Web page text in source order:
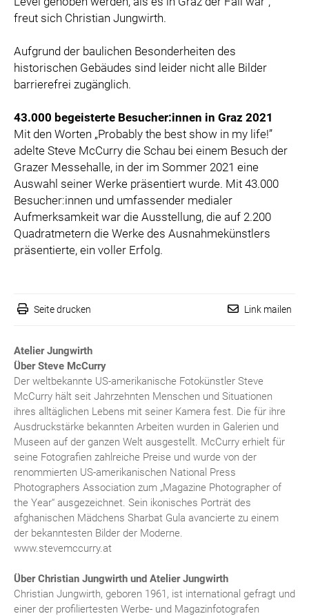
freut sich Christian Jungwirth.
Aufgrund der baulichen Besonderheiten des
historischen Gebäudes sind leider nicht alle Bilder
barrierefrei zugänglich.
43.000 begeisterte Besucher:innen in Graz 2021
Mit den Worten „Probably the best show in my life!”
adelte Steve McCurry die Schau bei einem Besuch der
Grazer Messehalle, in der im Sommer 2021 eine
Auswahl seiner Werke präsentiert wurde. Mit 43.000
Besucher:innen und umfassender medialer
Aufmerksamkeit war die Ausstellung, die auf 2.200
Quadratmetern die Werke des Ausnahmekünstlers
präsentierte, ein voller Erfolg.
Seite drucken Link mailen
Atelier Jungwirth
Über Steve McCurry
Der weltbekannte US-amerikanische Fotokünstler Steve
McCurry hält seit Jahrzehnten Menschen und Situationen
ihres alltäglichen Lebens mit seiner Kamera fest. Die für ihre
Ausdruckstärke bekannten Arbeiten wurden in Galerien und
Museen auf der ganzen Welt ausgestellt. McCurry erhielt für
seine Fotografien zahlreiche Preise und wurde von der
renommierten US-amerikanischen National Press
Photographers Association zum „Magazine Photographer of
the Year“ ausgezeichnet. Sein ikonisches Porträt des
afghanischen Mädchens Sharbat Gula avancierte zu einem
der bekanntesten Bilder der Moderne.
www.stevemccurry.at
Über Christian Jungwirth und Atelier Jungwirth
Christian Jungwirth, geboren 1961, ist international gefragt und
einer der profiliertesten Werbe- und Magazinfotografen